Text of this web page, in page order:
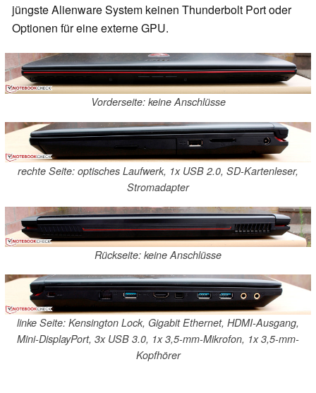
jüngste Alienware System keinen Thunderbolt Port oder
Optionen für eine externe GPU.
Vorderseite: keine Anschlüsse
rechte Seite: optisches Laufwerk, 1x USB 2.0, SD-Kartenleser,
Stromadapter
Rückseite: keine Anschlüsse
linke Seite: Kensington Lock, Gigabit Ethernet, HDMI-Ausgang,
Mini-DisplayPort, 3x USB 3.0, 1x 3,5-mm-Mikrofon, 1x 3,5-mm-
Kopfhörer